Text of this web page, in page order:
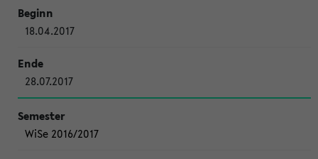
18.04.2017
28.07.2017
WiSe 2016/2017